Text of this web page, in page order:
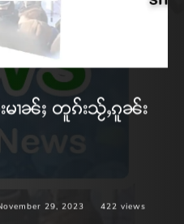
းမၢၼ်ႈ တူၵ်းသႂ်ႇၵူၼ်း
29, 2023 422 views